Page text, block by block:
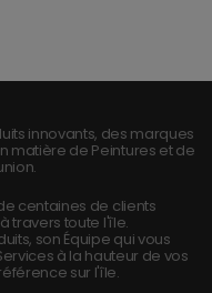
innovants, des marques
matière de Peintures et de
centaines de clients
travers toute l'île.
son Équipe qui vous
à la hauteur de vos
sur l'île.